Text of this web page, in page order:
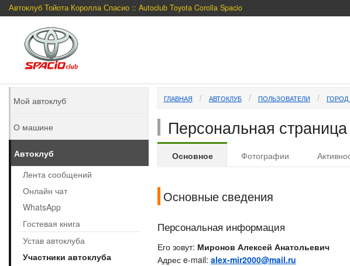
Автоклуб Тойота Королла Спасио :: Autoclub Toyota Corolla Spacio
ГЛАВНАЯ АВТОКЛУБ ПОЛЬЗОВАТЕЛИ
Персональная
Основное Фотографии
Основные сведения
Персональная информация
Его зовут: Миронов Алексей Анатольевич
Адрес e-mail: alex-mir2000@mail.ru
Мой автоклуб
О машине
Автоклуб
Лента сообщений
Онлайн чат
WhatsApp
Гостевая книга
Устав автоклуба
Участники автоклуба